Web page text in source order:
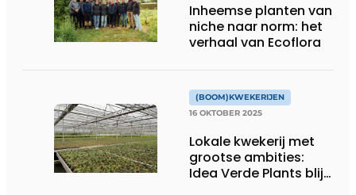
Inheemse planten van
niche naar norm: het
verhaal van Ecoflora
(BOOM)KWEKERIJEN
16 OKTOBER 2025
Lokale kwekerij met
grootse ambities:
Idea Verde Plants blijft